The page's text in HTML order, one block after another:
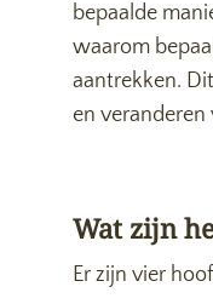
bepaalde
waarom
aantrekken.
en veranderen
Wat zijn
Er zijn vier